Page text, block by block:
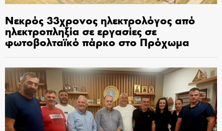
Νεκρός 33χρονος ηλεκτρολόγος από
ηλεκτροπληξία σε εργασίες σε
φωτοβολταϊκό πάρκο στο Πρόχωμα